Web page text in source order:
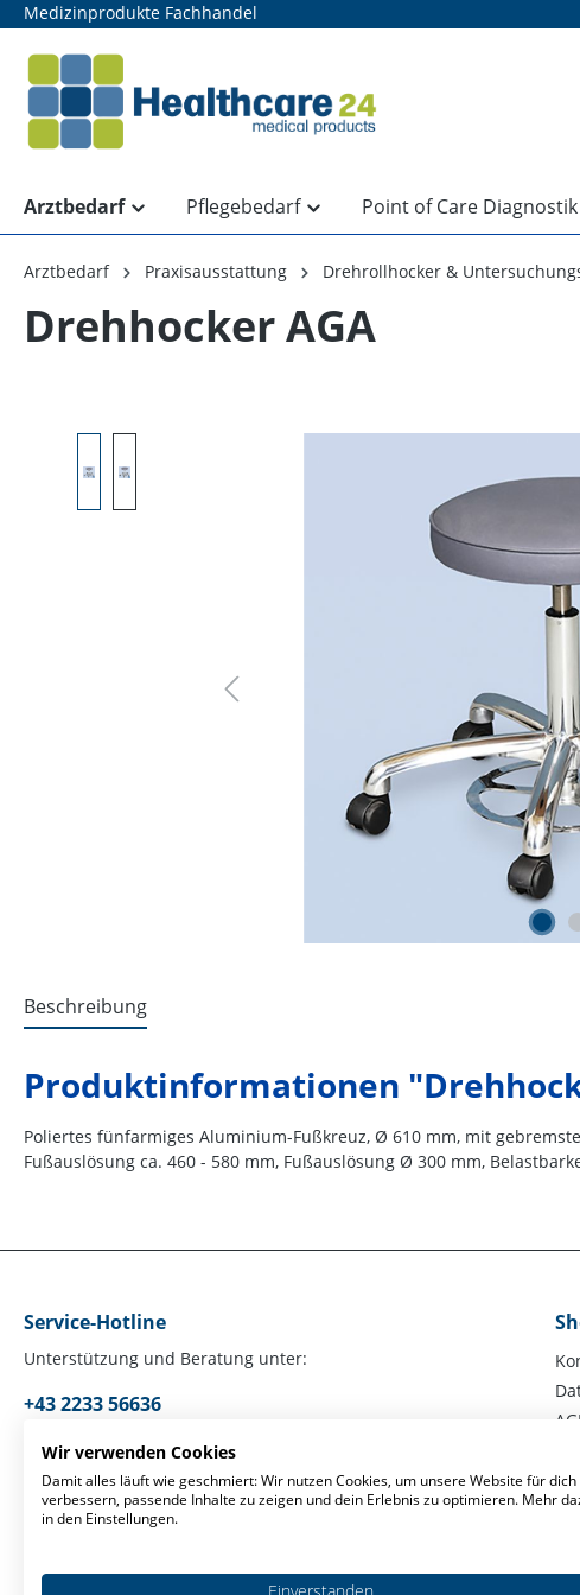
Zur Hauptnavigation springen
Medizinprodukte Fachhandel
Arztbedarf Pflegebedarf Point of Care Diagnostik
Arztbedarf Praxisausstattung Drehrollhocker &
Drehhocker AGA
Beschreibung
Produktinformationen
Poliertes fünfarmiges Aluminium-Fußkreuz, Ø 610 mm, mit
Fußauslösung ca. 460 - 580 mm, Fußauslösung Ø 300 mm,
Service-Hotline
Unterstützung und Beratung unter:
+43 2233 56636
Mo-Fr, 09:00 - 17:00 Uhr
Oder über unserKontaktformular.
Wir verwenden Cookies
Damit alles läuft wie geschmiert: Wir nutzen Cookies, um unsere Website für dich
verbessern, passende Inhalte zu zeigen und dein Erlebnis zu optimieren. Mehr
in den Einstellungen.